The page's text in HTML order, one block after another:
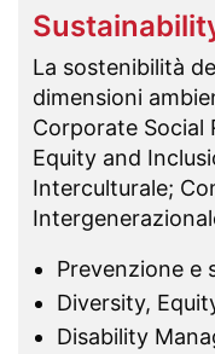
La sostenibilità
dimensioni
Corporate Social
Equity and
Interculturale;
Prevenzione e
Diversity,
Disability